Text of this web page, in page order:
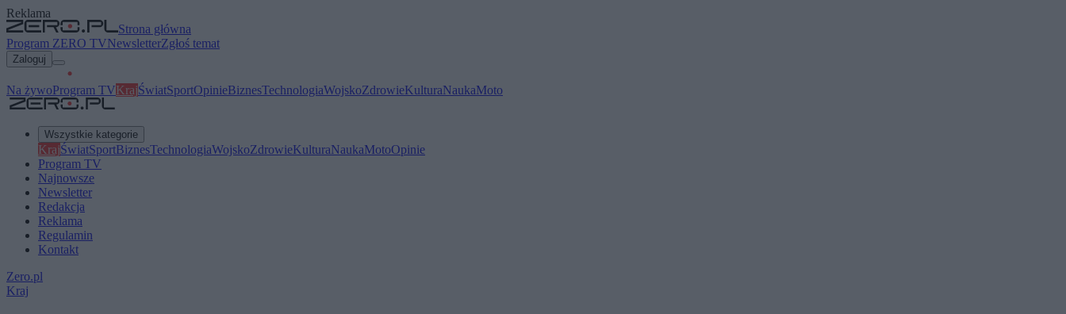
Reklama
Strona główna
Program ZERO TVNewsletterZgłoś temat
Zaloguj
Na żywoProgram TVKrajŚwiatSportOpinieBiznesTechnologiaWojskoZdrowieKulturaNaukaMoto
Wszystkie kategorie
KrajŚwiatSportBiznesTechnologiaWojskoZdrowieKulturaNaukaMotoOpinie
Program TV
Najnowsze
Newsletter
Redakcja
Reklama
Regulamin
Kontakt
Zero.pl
Kraj